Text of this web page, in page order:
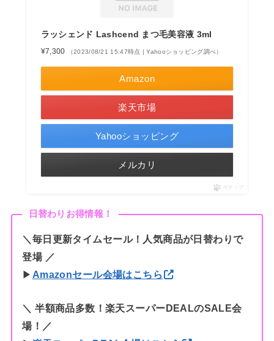
ラッシェンド Lashcend まつ毛美容液 3ml
¥7,300 （2023/08/21 15:47時点 | Yahooショッピング調べ）
Amazon
楽天市場
Yahooショッピング
メルカリ
ポチップ
日替わりお得情報！
＼ 毎日更新タイムセール！人気商品が日替わりで
登場 ／
▶︎ Amazonセール会場はこちら
＼ 半額商品多数！楽天スーパーDEALのSALE会
場！／